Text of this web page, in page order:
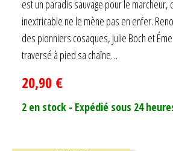
est un paradis sauvage pour le marcheur,
inextricable ne le mène pas en enfer.
des pionniers cosaques, Julie Boch et
traversé à pied sa chaîne…
20,90 €
2 en stock - Expédié sous 24